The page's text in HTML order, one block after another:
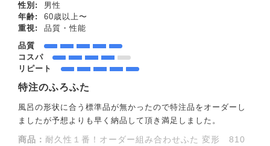
性別:
男性
年齢:
60歳以上〜
重視:
品質・性能
品質
コスパ
リピート
特注のふろふた
風呂の形状に合う標準品が無かったので特注品をオーダーし
ましたが予想よりも早く納品して頂き満足しました。
商品： 耐久性１番！オーダー組み合わせふた 変形 810